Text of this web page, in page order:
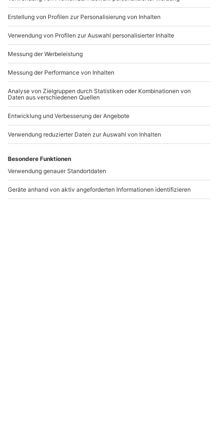
b2b@mydays.de
www.b2b.mydays.de/
Artikelnummer:33677
Andere Produkte entdecken
Candle Light Dinner
Deluxe für 2 Brühl
Candle Light Dinner für
2 Brühl